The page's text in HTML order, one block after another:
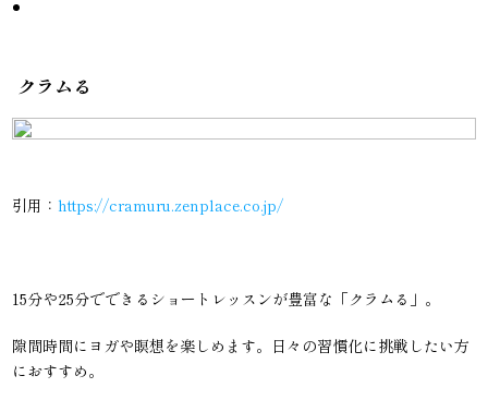
クラムる
引用：https://cramuru.zenplace.co.jp/
15分や25分でできるショートレッスンが豊富な「クラムる」。
隙間時間にヨガや瞑想を楽しめます。日々の習慣化に挑戦したい方
におすすめ。